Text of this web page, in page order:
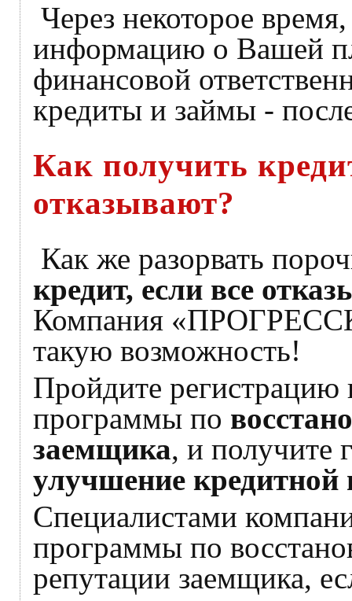
Через некоторое
информацию о Вашей
финансовой
кредиты и займы -
Как получить
отказывают?
Как же разорвать
кредит, если все
Компания
такую возможность!
Пройдите регистрацию
программы по
заемщика, и получите
улучшение кредитной
Специалистами
программы по
репутации заемщика,